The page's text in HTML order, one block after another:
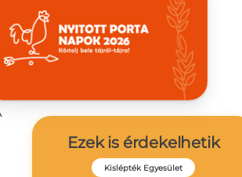
Ezek is érdekelhetik
Kislépték Egyesület